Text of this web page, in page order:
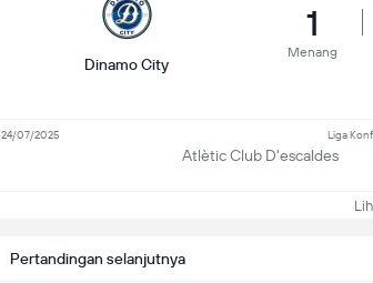
Pertandingan selanjutnya
Dinamo City
1
Menang
Atlètic Club D'escaldes
Liga
24/07/2025